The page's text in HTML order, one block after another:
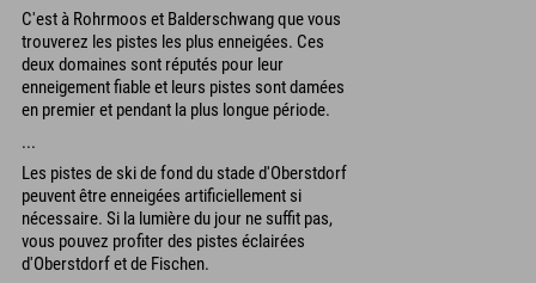
C'est à Rohrmoos et Balderschwang que vous
trouverez les pistes les plus enneigées. Ces
deux domaines sont réputés pour leur
enneigement fiable et leurs pistes sont damées
en premier et pendant la plus longue période.
...
Les pistes de ski de fond du stade d'Oberstdorf
peuvent être enneigées artificiellement si
nécessaire. Si la lumière du jour ne suffit pas,
vous pouvez profiter des pistes éclairées
d'Oberstdorf et de Fischen.